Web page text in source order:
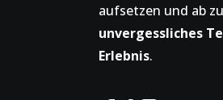
aufsetzen und ab
unvergessliches
Erlebnis.